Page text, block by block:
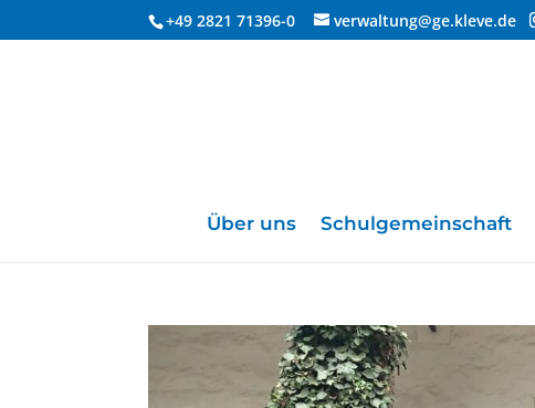
+49 2821 71396-0 verwaltung@ge.kleve.de
Über uns Schulgemeinschaft